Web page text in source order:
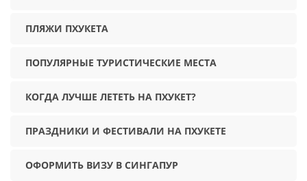
ПЛЯЖИ ПХУКЕТА
ПОПУЛЯРНЫЕ ТУРИСТИЧЕСКИЕ МЕСТА
КОГДА ЛУЧШЕ ЛЕТЕТЬ НА ПХУКЕТ?
ПРАЗДНИКИ И ФЕСТИВАЛИ НА ПХУКЕТЕ
ОФОРМИТЬ ВИЗУ В СИНГАПУР